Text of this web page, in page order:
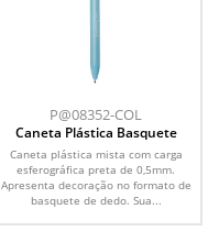
P@08352-COL
Caneta Plástica Basquete
Caneta plástica mista com carga
esferográfica preta de 0,5mm.
Apresenta decoração no formato de
basquete de dedo. Sua...